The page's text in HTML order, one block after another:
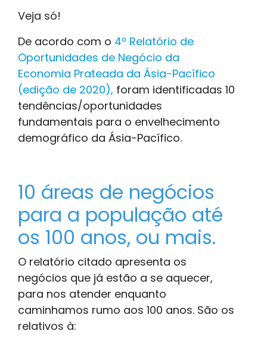
Veja só!
De acordo com o 4º Relatório de
Oportunidades de Negócio da
Economia Prateada da Ásia-Pacífico
(edição de 2020), foram identificadas 10
tendências/oportunidades
fundamentais para o envelhecimento
demográfico da Ásia-Pacífico.
10 áreas de negócios
para a população até
os 100 anos, ou mais.
O relatório citado apresenta os
negócios que já estão a se aquecer,
para nos atender enquanto
caminhamos rumo aos 100 anos. São os
relativos à: